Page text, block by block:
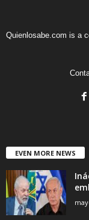
Quienlosabe.com is a
EVEN MORE NEWS